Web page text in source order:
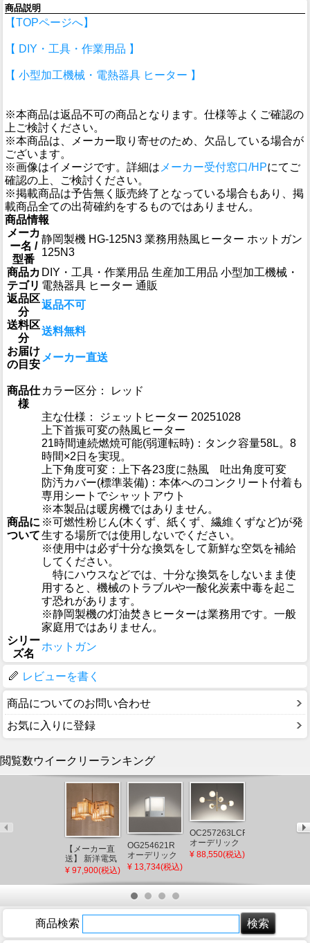
商品説明
【TOPページへ】
【 DIY・工具・作業用品 】
【 小型加工機械・電熱器具 ヒーター 】
※本商品は返品不可の商品となります。仕様等よくご確認の
上ご検討ください。
※本商品は、メーカー取り寄せのため、欠品している場合が
ございます。
※画像はイメージです。詳細は メーカー受付窓口/HPにてご
確認の上、ご検討ください。
※掲載商品は予告無く販売終了となっている場合もあり、掲
載商品全ての出荷確約をするものではありません。
商品情報
メーカ
ー名 /
型番
静岡製機 HG-125N3 業務用熱風ヒーター ホットガン
125N3
商品カ
テゴリ
DIY・工具・作業用品 生産加工用品 小型加工機械・
電熱器具 ヒーター 通販
返品区
分
返品不可
送料区
分
送料無料
お届け
の目安
メーカー直送
商品仕
様
カラー区分： レッド
主な仕様： ジェットヒーター 20251028
商品に
ついて
上下首振可変の熱風ヒーター
21時間連続燃焼可能(弱運転時)：タンク容量58L。8
時間×2日を実現。
上下角度可変：上下各23度に熱風 吐出角度可変
防汚カバー(標準装備)：本体へのコンクリート付着も
専用シートでシャットアウト
※本製品は暖房機ではありません。
※可燃性粉じん(木くず、紙くず、繊維くずなど)が発
生する場所では使用しないでください。
※使用中は必ず十分な換気をして新鮮な空気を補給
してください。
特にハウスなどでは、十分な換気をしないまま使
用すると、機械のトラブルや一酸化炭素中毒を起こ
す恐れがあります。
※静岡製機の灯油焚きヒーターは業務用です。一般
家庭用ではありません。
シリー
ズ名
ホットガン
レビューを書く
商品についてのお問い合わせ
お気に入りに登録
閲覧数ウイークリーランキング
【メーカー直
送】 新洋電気
冊 和風ペンダ
熱灯 AP882 和
紙 おしゃれ 日
本製 国産 木製
¥ 97,900(税込)
OG254621R
オーデリック
門柱灯 シルバ
色） 門灯 セン
サー付
¥ 13,734(税込)
OC257263LCR
オーデリック
シャンデリア
ゴールド LED
¥ 88,550(税込)
ック LED(電球
商品検索